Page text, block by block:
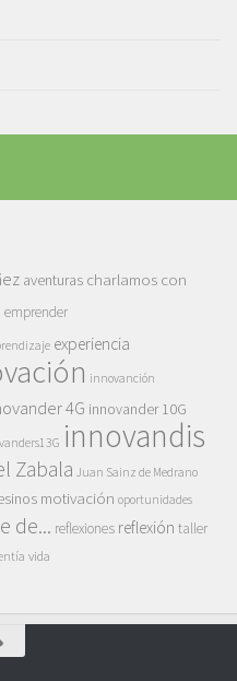
aventuras charlamos con
emprender
experiencia
innovanción
4G innovander 10G
innovandis
Zabala Juan Sainz de Medrano
motivación oportunidades
de... reflexiones reflexión taller
vida